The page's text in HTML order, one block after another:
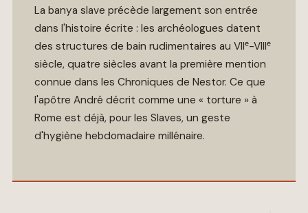
La banya slave précède largement son entrée
dans l'histoire écrite : les archéologues datent
des structures de bain rudimentaires au VIIᵉ-VIIIᵉ
siècle, quatre siècles avant la première mention
connue dans les Chroniques de Nestor. Ce que
l'apôtre André décrit comme une « torture » à
Rome est déjà, pour les Slaves, un geste
d'hygiène hebdomadaire millénaire.